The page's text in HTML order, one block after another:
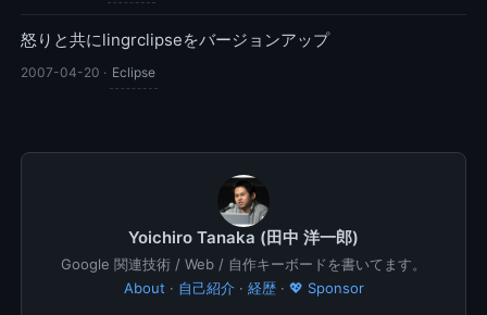
怒りと共にlingrclipseをバージョンアップ
2007-04-20 · Eclipse
Yoichiro Tanaka (田中 洋一郎)
Google 関連技術 / Web / 自作キーボードを書いてます。
About · 自己紹介· 経歴· 💖 Sponsor